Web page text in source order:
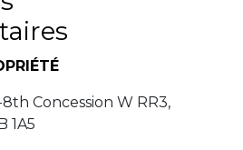
Concession W RR3,
1A5